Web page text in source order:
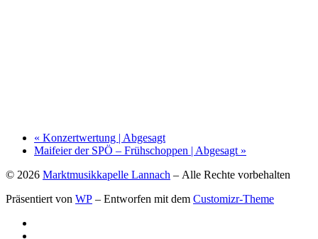
« Konzertwertung | Abgesagt
Maifeier der SPÖ – Frühschoppen | Abgesagt »
© 2026 Marktmusikkapelle Lannach – Alle Rechte vorbehalten
Präsentiert von WP – Entworfen mit dem Customizr-Theme